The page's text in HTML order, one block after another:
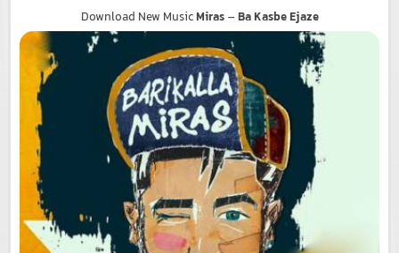
Download New MusicMiras– Ba Kasbe Ejaze